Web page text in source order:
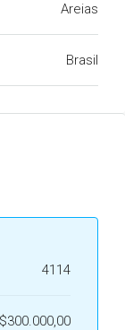
Areias
Brasil
4114